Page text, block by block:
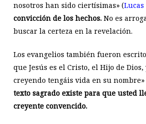
nosotros han sido ciertísimas» (Lucas
convicción de los hechos. No es
buscar la certeza en la revelación.
Los evangelios también fueron
que Jesús es el Cristo, el Hijo de
creyendo tengáis vida en su nombre»
texto sagrado existe para que usted
creyente convencido.